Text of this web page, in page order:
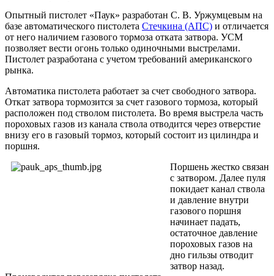
Опытный пистолет «Паук» разработан С. В. Уржумцевым на
базе автоматического пистолета Стечкина (АПС) и отличается
от него наличием газового тормоза отката затвора. УСМ
позволяет вести огонь только одиночными выстрелами.
Пистолет разработана с учетом требований американского
рынка.
Автоматика пистолета работает за счет свободного затвора.
Откат затвора тормозится за счет газового тормоза, который
расположен под стволом пистолета. Во время выстрела часть
пороховых газов из канала ствола отводится через отверстие
внизу его в газовый тормоз, который состоит из цилиндра и
поршня.
Поршень жестко связан
с затвором. Далее пуля
покидает канал ствола
и давление внутри
газового поршня
начинает падать,
остаточное давление
пороховых газов на
дно гильзы отводит
затвор назад.